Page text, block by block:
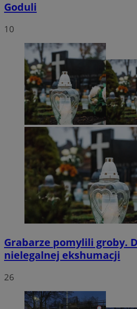
Goduli
10
Grabarze pomylili groby.
nielegalnej ekshumacji
26